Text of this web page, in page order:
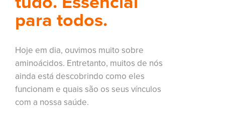
para todos.
Hoje em dia, ouvimos muito sobre
aminoácidos. Entretanto, muitos de nós
ainda está descobrindo como eles
funcionam e quais são os seus vínculos
com a nossa saúde.